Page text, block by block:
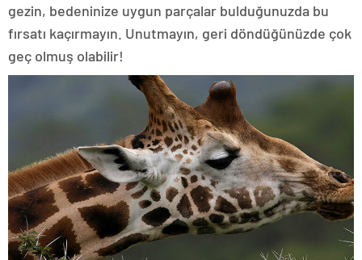
gezin, bedeninize uygun parçalar bulduğunuzda bu
fırsatı kaçırmayın. Unutmayın, geri döndüğünüzde çok
geç olmuş olabilir!